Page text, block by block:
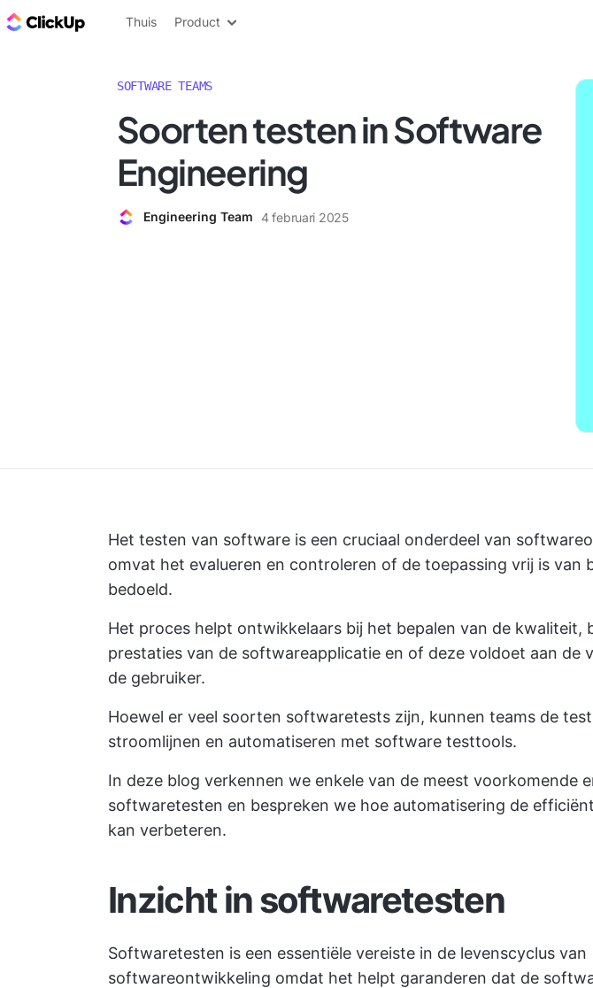
ClickUp Blog
Thuis Product
SOFTWARE TEAMS
Soorten testen in Software
Engineering
Engineering Team 4 februari 2025
Het testen van software is een cruciaal onderdeel van
omvat het evalueren en controleren of de toepassing vrij is van
bedoeld.
Het proces helpt ontwikkelaars bij het bepalen van de kwaliteit,
prestaties van de softwareapplicatie en of deze voldoet aan de
de gebruiker.
Hoewel er veel soorten softwaretests zijn, kunnen teams de
stroomlijnen en automatiseren met software testtools.
In deze blog verkennen we enkele van de meest voorkomende
softwaretesten en bespreken we hoe automatisering de
kan verbeteren.
Inzicht in softwaretesten
Softwaretesten is een essentiële vereiste in de levenscyclus van
softwareontwikkeling omdat het helpt garanderen dat de